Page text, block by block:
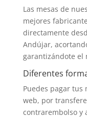
Las mesas de
mejores
directamente
Andújar,
garantizándote el
Diferentes
Puedes pagar tus
web, por
contrarembolso y